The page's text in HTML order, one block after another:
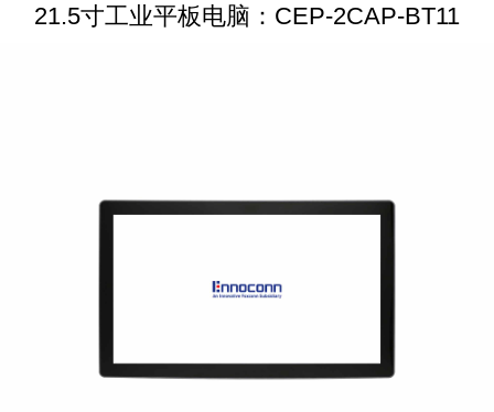
21.5寸工业平板电脑：CEP-2CAP-BT11